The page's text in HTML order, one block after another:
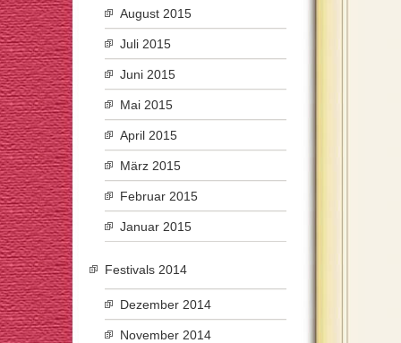
August 2015
Juli 2015
Juni 2015
Mai 2015
April 2015
März 2015
Februar 2015
Januar 2015
Festivals 2014
Dezember 2014
November 2014